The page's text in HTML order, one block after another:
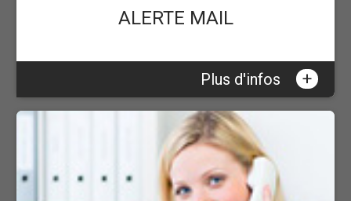
ALERTE MAIL
Plus d'infos +